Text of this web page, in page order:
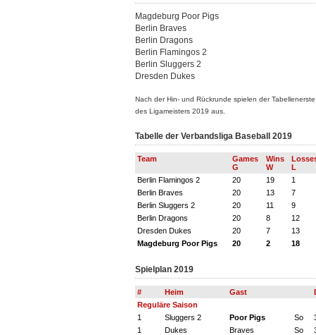
Magdeburg Poor Pigs
Berlin Braves
Berlin Dragons
Berlin Flamingos 2
Berlin Sluggers 2
Dresden Dukes
Nach der Hin- und Rückrunde spielen der
des Ligameisters 2019 aus.
Tabelle der Verbandsliga Baseball 2019
Team
Games
G
Wins
W
L
Berlin Flamingos 2
20 19 1
Berlin Braves
20 13 7
Berlin Sluggers 2
20 11 9
Berlin Dragons
20 8 12
Dresden Dukes
20 7 13
Magdeburg Poor Pigs
20 2 18
Spielplan 2019
# Heim Gast
Reguläre Saison
1
Sluggers 2 Poor Pigs So
1
Dukes Braves So